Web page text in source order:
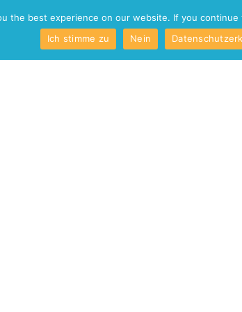
Kontakt
the best experience on our website. If you
Ich stimme zu
Nein